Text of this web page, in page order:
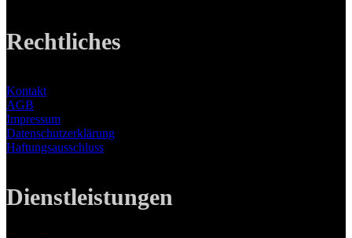
Rechtliches
Kontakt
AGB
Impressum
Datenschutzerklärung
Haftungsausschluss
Dienstleistungen